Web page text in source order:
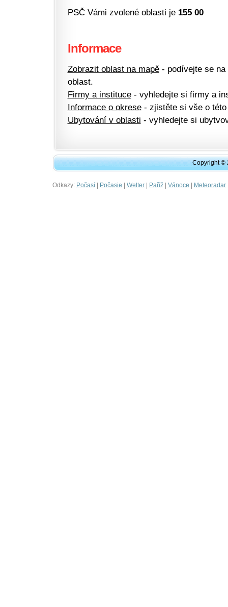
PSČ Vámi zvolené oblasti je 155 00
Informace
Zobrazit oblast na mapě- podívejte se na
oblast.
Firmy a instituce- vyhledejte si firmy a
Informace o okrese- zjistěte si vše o této
Ubytování v oblasti - vyhledejte si
Copyright ©
Odkazy: Počasí| Počasie | Wetter| Paříž| Vánoce | Meteoradar